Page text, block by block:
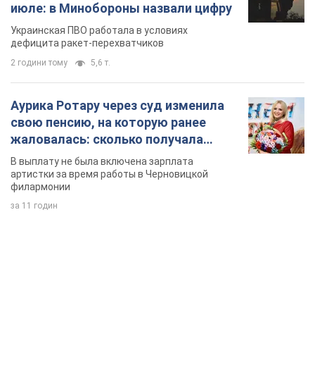
июле: в Минобороны назвали цифру
Украинская ПВО работала в условиях
дефицита ракет-перехватчиков
2 години тому 5,6 т.
Аурика Ротару через суд изменила
свою пенсию, на которую ранее
жаловалась: сколько получала
певица
В выплату не была включена зарплата
артистки за время работы в Черновицкой
филармонии
за 11 годин